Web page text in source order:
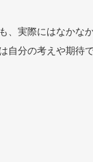
、実際にはなかな
自分の考えや期待